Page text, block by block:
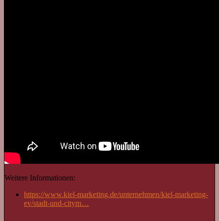
Weitere Informationen:
https://www.kiel-marketing.de/unternehmen/kiel-marketing-
ev/stadt-und-citym…